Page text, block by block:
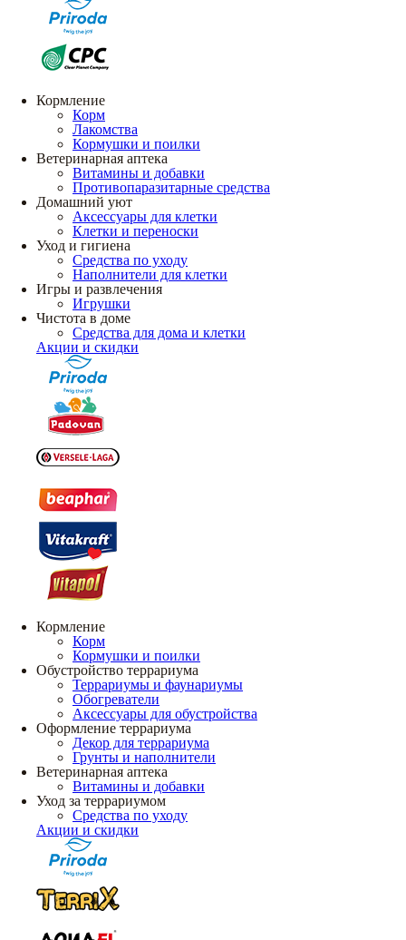
Кормление
Корм
Лакомства
Кормушки и поилки
Ветеринарная аптека
Витамины и добавки
Противопаразитарные средства
Домашний уют
Аксессуары для клетки
Клетки и переноски
Уход и гигиена
Средства по уходу
Наполнители для клетки
Игры и развлечения
Игрушки
Чистота в доме
Средства для дома и клетки
Акции и скидки
Кормление
Корм
Кормушки и поилки
Обустройство террариума
Террариумы и фаунариумы
Обогреватели
Аксессуары для обустройства
Оформление террариума
Декор для террариума
Грунты и наполнители
Ветеринарная аптека
Витамины и добавки
Уход за террариумом
Средства по уходу
Акции и скидки